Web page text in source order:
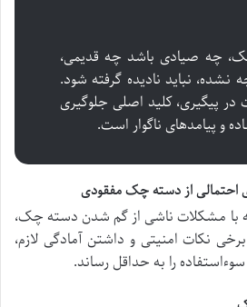
چه صیادی باشد چه قدیمی،
نباید نادیده گرفته شود.
پیگیری، کلید اصلی جلوگیری
و پیامدهای ناگوار است.
احتمالی از دسته چک مفقودی
با مشکلات ناشی از گم شدن دسته چک،
نکات امنیتی و داشتن آمادگی لازم،
را به حداقل رساند.